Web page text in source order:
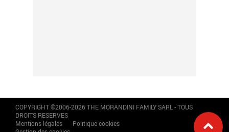
COPYRIGHT ©2006-2026 THE MORANDINI FAMILY SARL - TOUS
DROITS RESERVES
Mentions légales
Politique cookies